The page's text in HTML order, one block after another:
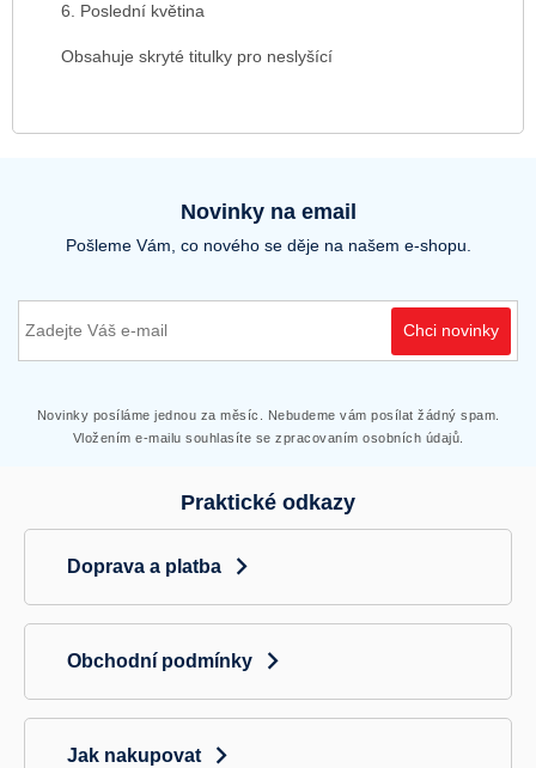
6. Poslední květina
Obsahuje skryté titulky pro neslyšící
Novinky na email
Pošleme Vám, co nového se děje na našem e-shopu.
Chci novinky
Novinky posíláme jednou za měsíc. Nebudeme vám posílat žádný spam.
Vložením e-mailu souhlasíte se zpracovaním osobních údajů.
Praktické odkazy
Doprava a platba
Obchodní podmínky
Jak nakupovat